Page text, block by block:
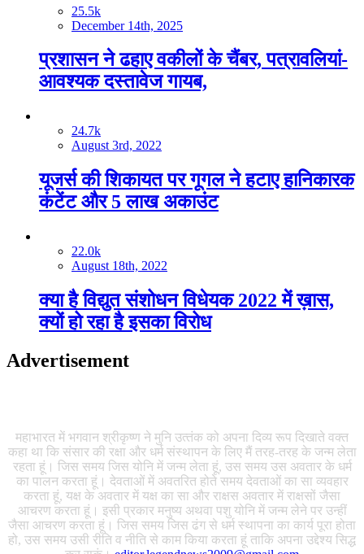
25.5k
December 14th, 2025
प्रशासन ने ढहाए वकीलों के चैंबर, पत्रावलियां-
आवश्यक दस्तावेज गायब,
24.7k
August 3rd, 2022
यूजर्स की शिकायत पर गूगल ने हटाए हानिकारक
कंटेंट और 5 लाख अकाउंट
22.0k
August 18th, 2022
क्या है विद्युत संशोधन विधेयक 2022 में ख़ास,
क्यों हो रहा है इसका विरोध
Advertisement
महाभारत में भगवान श्रीकृष्‍ण ने मुनि उत्‍तंक को अपना दिव्‍य रूप दिखाते वक्‍त
कहा था कि संसार की रक्षा और धर्म संस्‍थापन के लिए मैं तरह-तरह के जन्‍म लेता
रहता हूं। जिस समय जिस योनि में जन्‍म लेता हूं, उस समय उस अवतार के धर्म
का पालन करता हूं। देवताओं में अवतरित होते समय देवताओं का सा व्‍यवहार
करता हूं, यक्ष के अवतार में यक्ष का सा और राक्षस अवतार में राक्षसों जैसा
आचरण करता हूं। इसी प्रकार मनुष्‍य अथवा पशु योनि में जन्‍म लेने पर उन्‍हीं
जैसा आचरण करता हूं। जिस समय जिस ढंग से धर्म स्‍थापना का कार्य पूरा होता
हो, उस समय उसी रीति व नीति से काम किया करता हूं ताकि अपना उद्देश्‍य सिद्ध